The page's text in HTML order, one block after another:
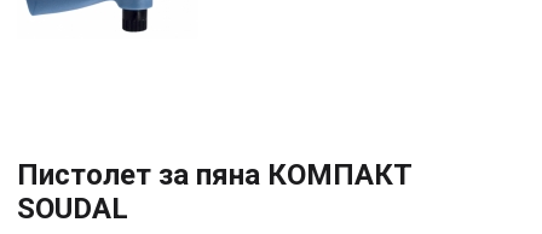
Пистолет за пяна КОМПАКТ
SOUDAL